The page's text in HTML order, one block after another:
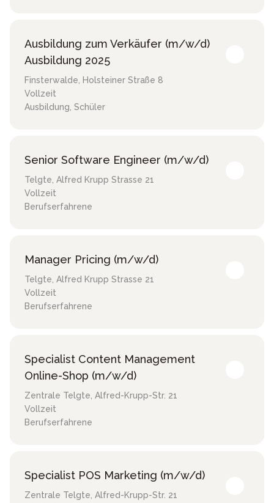
Ausbildung zum Verkäufer (m/w/d)
Ausbildung 2025
Finsterwalde, Holsteiner Straße 8
Vollzeit
Ausbildung, Schüler
Senior Software Engineer (m/w/d)
Telgte, Alfred Krupp Strasse 21
Vollzeit
Berufserfahrene
Manager Pricing (m/w/d)
Telgte, Alfred Krupp Strasse 21
Vollzeit
Berufserfahrene
Specialist Content Management
Online-Shop (m/w/d)
Zentrale Telgte, Alfred-Krupp-Str. 21
Vollzeit
Berufserfahrene
Specialist POS Marketing (m/w/d)
Zentrale Telgte, Alfred-Krupp-Str. 21